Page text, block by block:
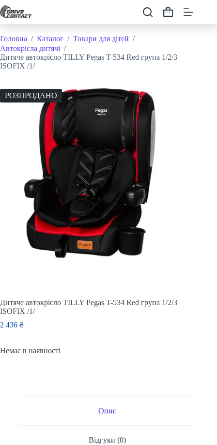
Перейти
до
Кошик
Головна / Каталог / Товари для дітей /
Автокрісла дитячі /
Дитяче автокрісло TILLY Pegas T-534 Red група 1/2/3
ISOFIX /1/
РОЗПРОДАНО
Дитяче автокрісло TILLY Pegas T-534 Red група 1/2/3
ISOFIX /1/
2 436 ₴
Немає в наявності
Опис
Відгуки (0)